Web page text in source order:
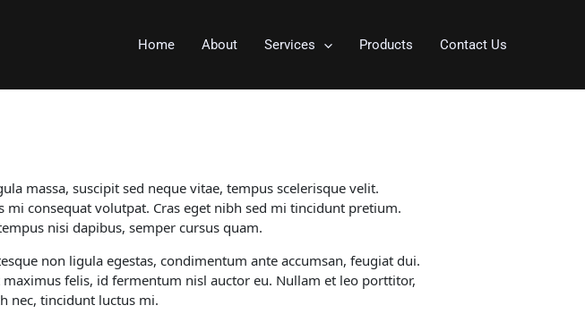
Home About Services Products Contact Us
massa, suscipit sed neque vitae, tempus scelerisque velit.
consequat volutpat. Cras eget nibh sed mi tincidunt pretium.
nisi dapibus, semper cursus quam.
non ligula egestas, condimentum ante accumsan, feugiat dui.
felis, id fermentum nisl auctor eu. Nullam et leo porttitor,
nec, tincidunt luctus mi.